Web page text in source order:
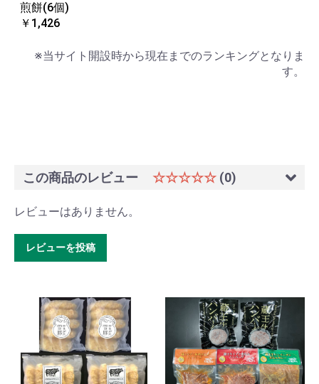
煎餅(6個)
￥1,426
※当サイト開設時から現在までのランキングとなりま
す。
この商品のレビュー ☆☆☆☆☆ (0)
レビューはありません。
レビューを投稿